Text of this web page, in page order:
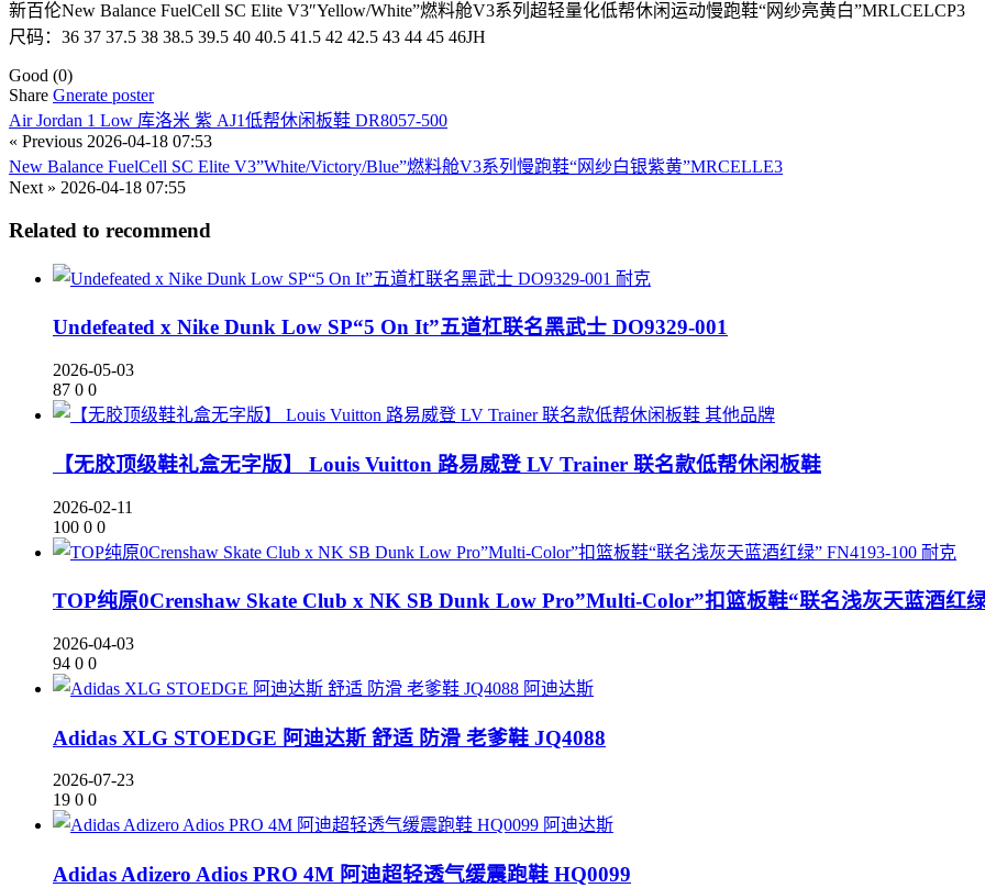
新百伦New Balance FuelCell SC Elite V3″Yellow/White”燃料舱V3系列超轻量化低帮休闲运动慢跑鞋“网纱亮黄白”MRLCELCP3
尺码：36 37 37.5 38 38.5 39.5 40 40.5 41.5 42 42.5 43 44 45 46JH
Good (0)
Share Gnerate poster
Air Jordan 1 Low 库洛米 紫 AJ1低帮休闲板鞋 DR8057-500
« Previous 2026-04-18 07:53
New Balance FuelCell SC Elite V3”White/Victory/Blue”燃料舱V3系列慢跑鞋“网纱白银紫黄”MRCELLE3
Next » 2026-04-18 07:55
Related to recommend
耐克
Undefeated x Nike Dunk Low SP“5 On It”五道杠联名黑武士 DO9329-001
2026-05-03
87 0 0
其他品牌
【无胶顶级鞋礼盒无字版】 Louis Vuitton 路易威登 LV Trainer 联名款低帮休闲板鞋
2026-02-11
100 0 0
耐克
TOP纯原0Crenshaw Skate Club x NK SB Dunk Low Pro”Multi-Color”扣篮板鞋“联名浅灰天蓝酒红
2026-04-03
94 0 0
阿迪达斯
Adidas XLG STOEDGE 阿迪达斯 舒适 防滑 老爹鞋 JQ4088
2026-07-23
19 0 0
阿迪达斯
Adidas Adizero Adios PRO 4M 阿迪超轻透气缓震跑鞋 HQ0099